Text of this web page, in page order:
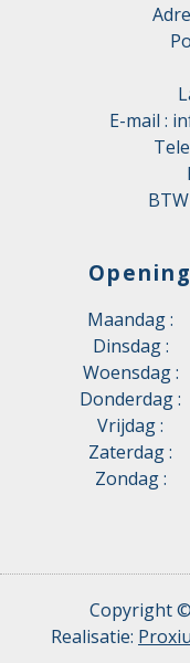
E-mail :
Maandag :
Dinsdag :
Woensdag :
Donderdag :
Vrijdag :
Zaterdag :
Zondag :
Copyright
Realisatie: